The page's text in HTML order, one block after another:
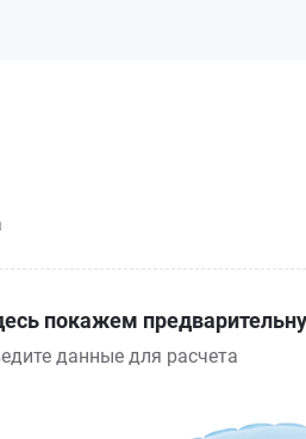
покажем
данные для расчета